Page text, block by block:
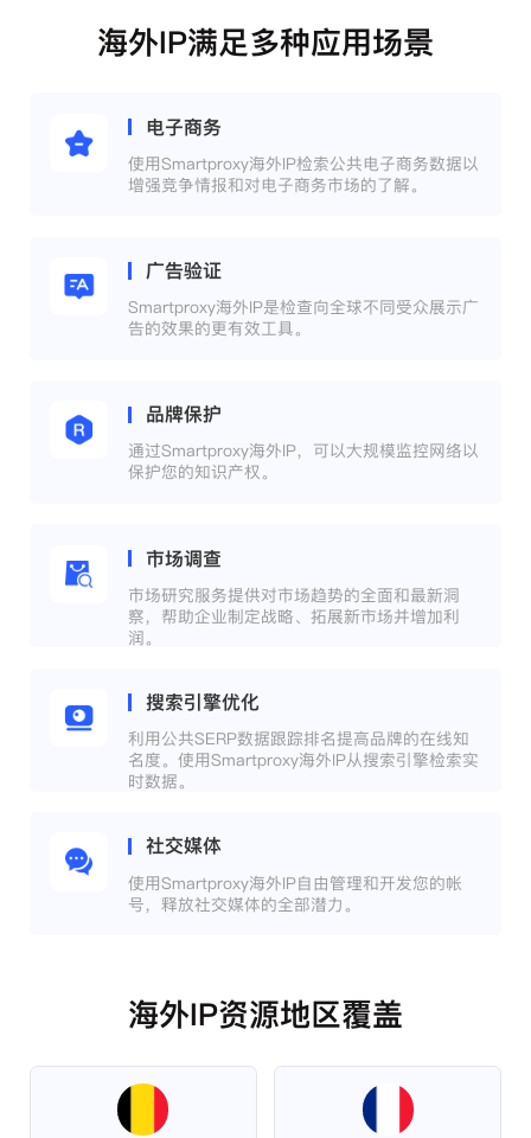
海外IP满足多种应用场景
电子商务
使用Smartproxy海外IP检索公共电子商务数据以
增强竞争情报和对电子商务市场的了解。
广告验证
Smartproxy海外IP是检查向全球不同受众展示广
告的效果的更有效工具。
品牌保护
通过Smartproxy海外IP，可以大规模监控网络以
保护您的知识产权。
市场调查
市场研究服务提供对市场趋势的全面和最新洞
察，帮助企业制定战略、拓展新市场并增加利
润。
搜索引擎优化
利用公共SERP数据跟踪排名提高品牌的在线知
名度。使用Smartproxy海外IP从搜索引擎检索实
时数据。
社交媒体
使用Smartproxy海外IP自由管理和开发您的帐
号，释放社交媒体的全部潜力。
海外IP资源地区覆盖